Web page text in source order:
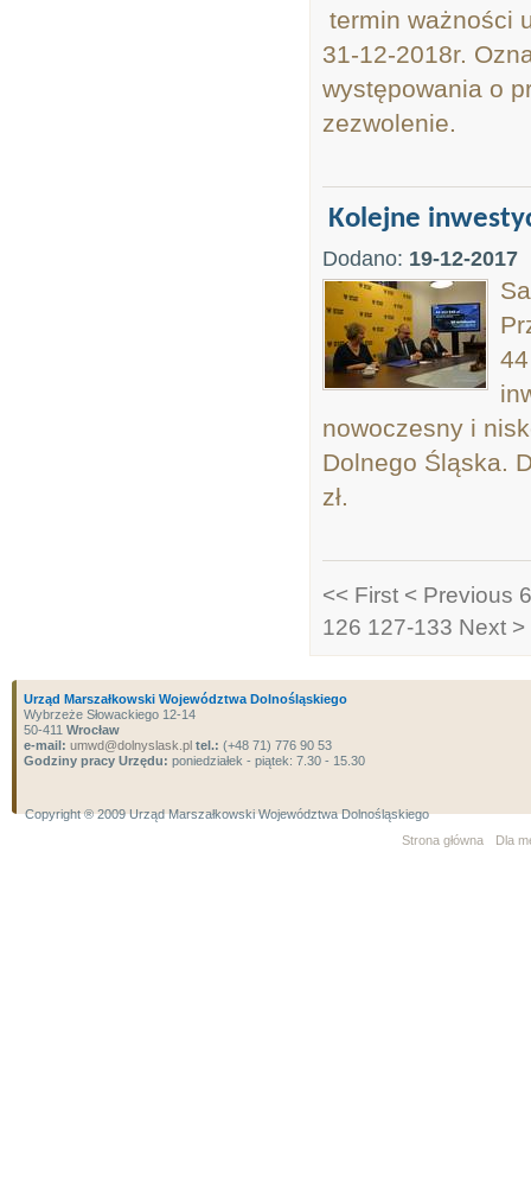
termin ważności
31-12-2018r.
występowania o
zezwolenie.
Kolejne
Dodano: 19-12-2017
nowoczesny i
Dolnego Śląska.
zł.
<< First < Previous
126 127-133 Next >
Urząd Marszałkowski Województwa Dolnośląskiego
Wybrzeże Słowackiego 12-14
50-411 Wrocław
e-mail: umwd@dolnyslask.pl tel.: (+48 71) 776 90 53
Godziny pracy Urzędu: poniedziałek - piątek: 7.30 - 15.30
Copyright ® 2009 Urząd Marszałkowski Województwa Dolnośląskiego
Strona główna
Dla